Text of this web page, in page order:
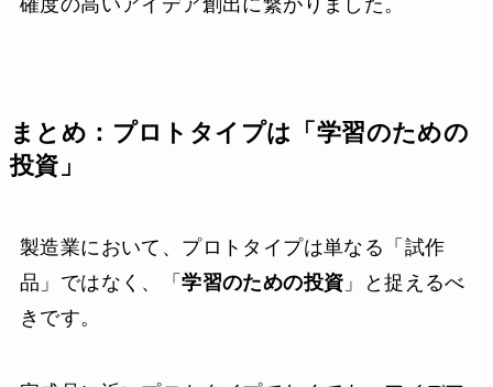
確度の高いアイデア創出に繋がりました。
まとめ：プロトタイプは「学習のための
投資」
製造業において、プロトタイプは単なる「試作
品」ではなく、「学習のための投資 」と捉えるべ
きです。